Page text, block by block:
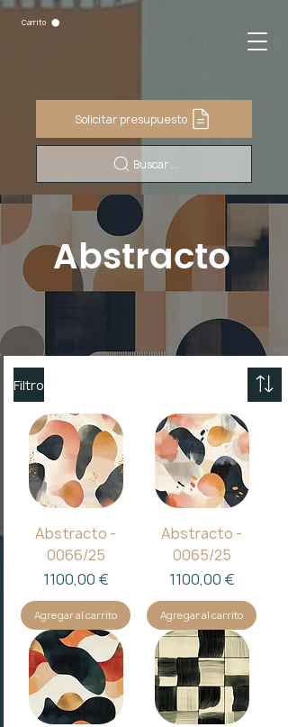
Carrito
Solicitar presupuesto
Buscar ...
Abstracto
Filtro
Abstracto -
0066/25
Precio
1100,00 €
Agregar al carrito
Abstracto -
0065/25
Precio
1100,00 €
Agregar al carrito